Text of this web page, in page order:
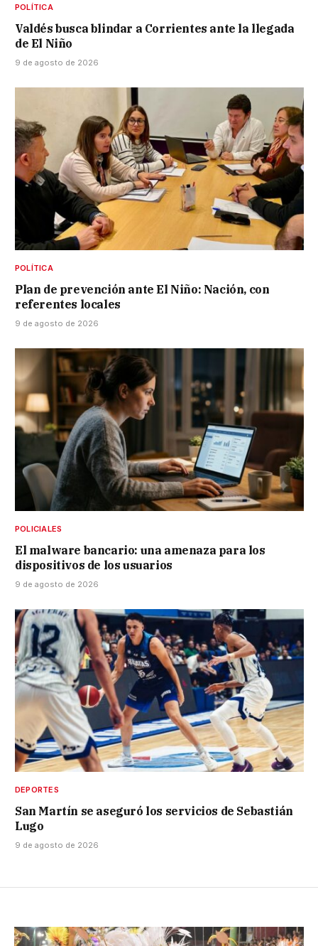
POLÍTICA
Valdés busca blindar a Corrientes ante la llegada
de El Niño
9 de agosto de 2026
POLÍTICA
Plan de prevención ante El Niño: Nación, con
referentes locales
9 de agosto de 2026
POLICIALES
El malware bancario: una amenaza para los
dispositivos de los usuarios
9 de agosto de 2026
DEPORTES
San Martín se aseguró los servicios de Sebastián
Lugo
9 de agosto de 2026